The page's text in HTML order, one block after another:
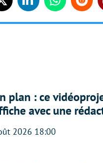
Twitter LinkedinWhatsappReddit
plan : ce
avec une
2026 18:00